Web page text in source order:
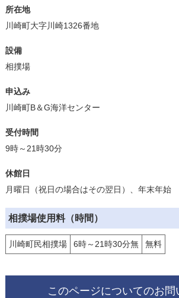
所在地
川崎町大字川崎1326番地
設備
相撲場
申込み
川崎町B＆G海洋センター
受付時間
9時～21時30分
休館日
月曜日（祝日の場合はその翌日）、年末年始
相撲場使用料（時間）
川崎町民相撲場 6時～21時30分無 無料
このページについてのお問